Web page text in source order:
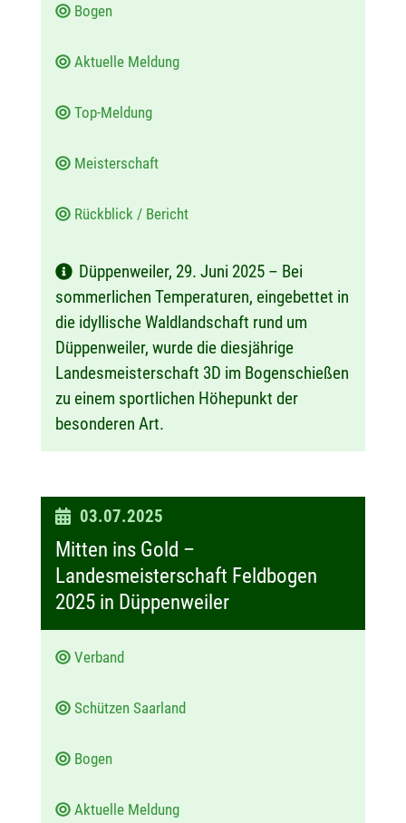
Bogen
Aktuelle Meldung
Top-Meldung
Meisterschaft
Rückblick / Bericht
Düppenweiler, 29. Juni 2025 – Bei
sommerlichen Temperaturen, eingebettet in
die idyllische Waldlandschaft rund um
Düppenweiler, wurde die diesjährige
Landesmeisterschaft 3D im Bogenschießen
zu einem sportlichen Höhepunkt der
besonderen Art.
D
a
u
03.07.2025
Mitten ins Gold –
Landesmeisterschaft Feldbogen
2025 in Düppenweiler
Verband
Schützen Saarland
Bogen
Aktuelle Meldung